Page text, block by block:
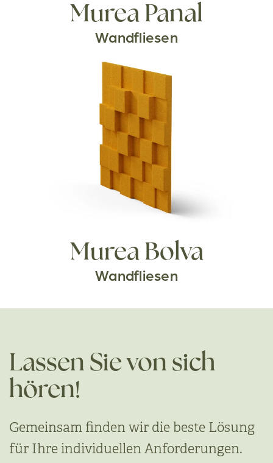
Murea Panal
Wandfliesen
Murea Bolva
Wandfliesen
Lassen Sie von sich
hören!
Gemeinsam finden wir die beste Lösung
für Ihre individuellen Anforderungen.